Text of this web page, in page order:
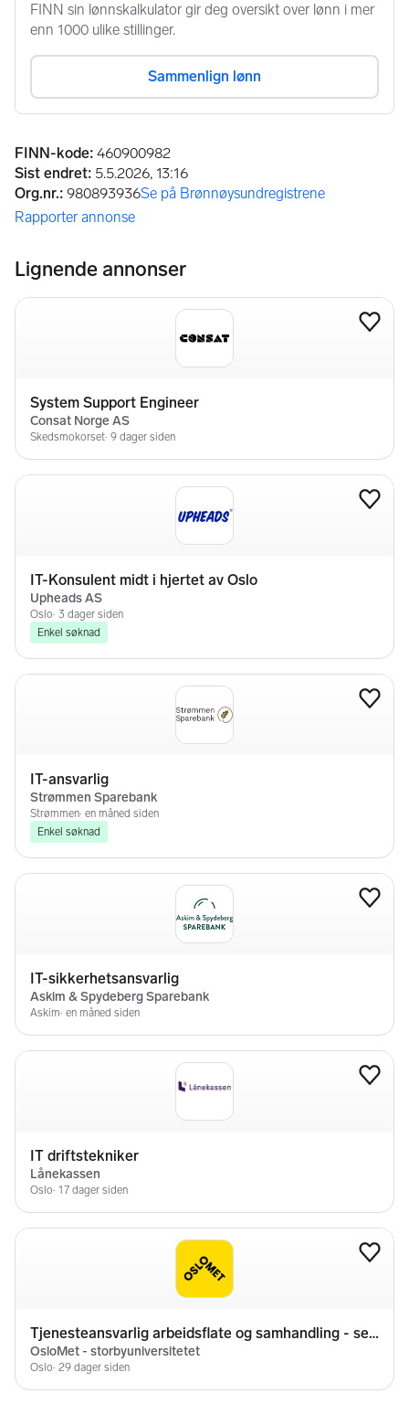
Annonseinformasjon
FINN-kode: 460900982
Sist endret: 5.5.2026, 13:16
Org.nr.: 980893936Se på Brønnøysundregistrene
(åpnes i ny fane)
Rapporter annonse